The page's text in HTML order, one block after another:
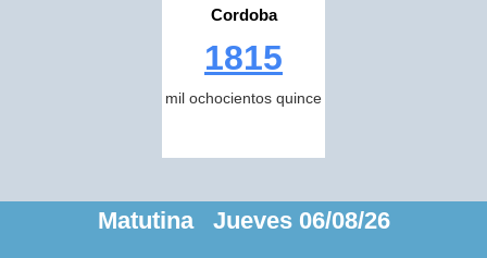
Cordoba
1815
mil ochocientos quince
Matutina Jueves 06/08/26